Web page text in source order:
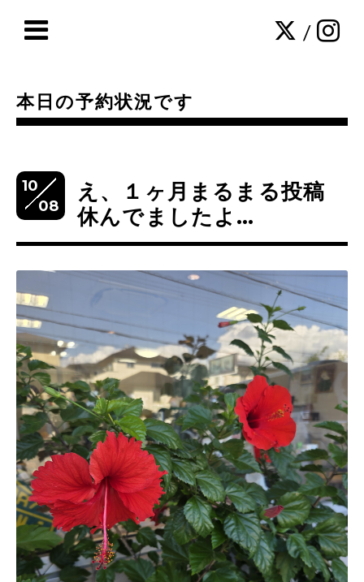
/
本日の予約状況です
10
08
え、１ヶ月まるまる投稿
休んでましたよ…